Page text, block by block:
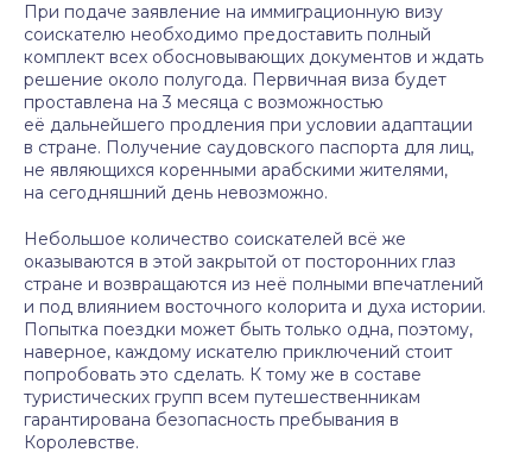
При подаче заявление на иммиграционную визу
соискателю необходимо предоставить полный
комплект всех обосновывающих документов и ждать
решение около полугода. Первичная виза будет
проставлена на 3 месяца с возможностью
её дальнейшего продления при условии адаптации
в стране. Получение саудовского паспорта для лиц,
не являющихся коренными арабскими жителями,
на сегодняшний день невозможно.
Небольшое количество соискателей всё же
оказываются в этой закрытой от посторонних глаз
стране и возвращаются из неё полными впечатлений
и под влиянием восточного колорита и духа истории.
Попытка поездки может быть только одна, поэтому,
наверное, каждому искателю приключений стоит
попробовать это сделать. К тому же в составе
туристических групп всем путешественникам
гарантирована безопасность пребывания в
Королевстве.